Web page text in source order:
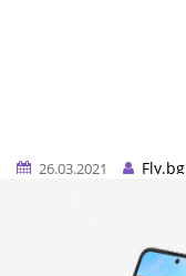
26.03.2021
Fly.bg